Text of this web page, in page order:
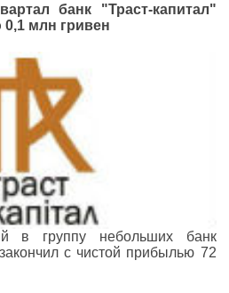
банк "Траст-капитал"
млн гривен
в группу небольших банк
с чистой прибылью 72